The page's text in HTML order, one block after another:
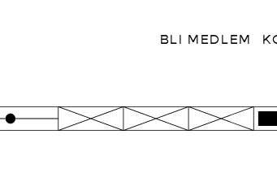
BLI MEDLEM